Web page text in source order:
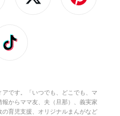
です。「いつでも、どこでも、マ
からママ友、夫（旦那）、義実家
の育児支援、オリジナルまんがなど